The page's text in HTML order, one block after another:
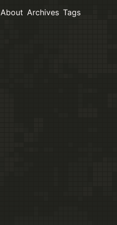
About Archives Tags